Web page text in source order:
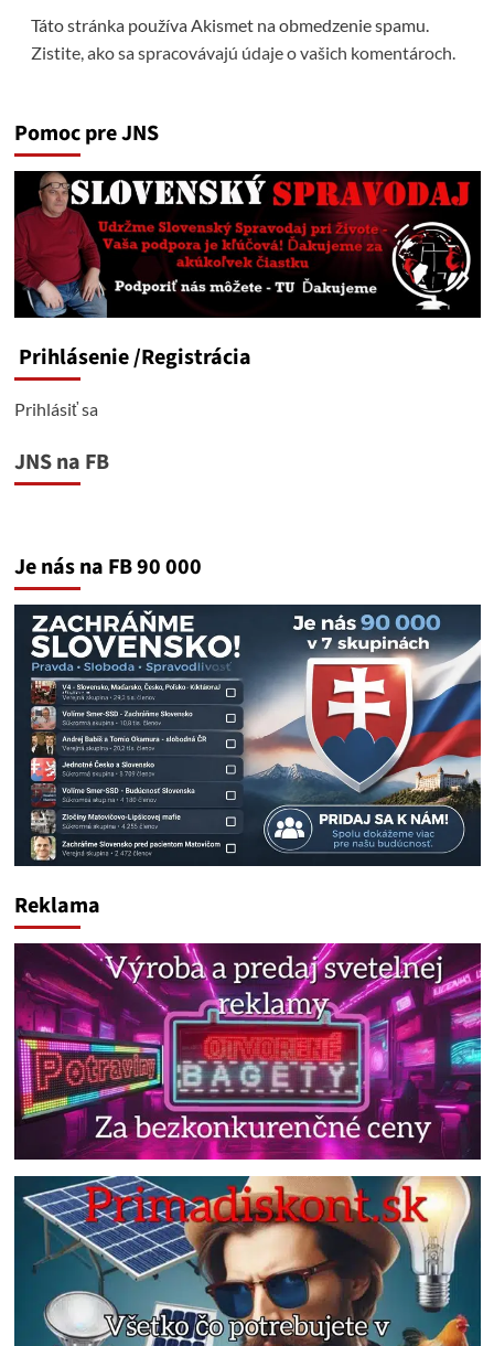
Táto stránka používa Akismet na obmedzenie spamu.
Zistite, ako sa spracovávajú údaje o vašich komentároch.
Pomoc pre JNS
Prihlásenie/Registrácia
Prihlásiť sa
JNS na FB
Je nás na FB 90 000
Reklama